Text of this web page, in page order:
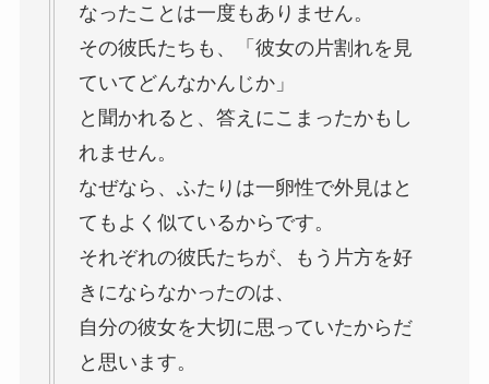
なったことは一度もありません。
その彼氏たちも、「彼女の片割れを見
ていてどんなかんじか」
と聞かれると、答えにこまったかもし
れません。
なぜなら、ふたりは一卵性で外見はと
てもよく似ているからです。
それぞれの彼氏たちが、もう片方を好
きにならなかったのは、
自分の彼女を大切に思っていたからだ
と思います。